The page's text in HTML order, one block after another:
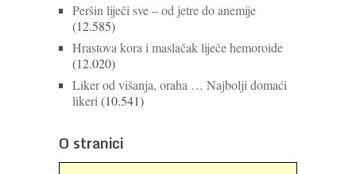
Peršin liječi sve – od jetre do anemije
(12.585)
Hrastova kora i maslačak liječe hemoroide
(12.020)
Liker od višanja, oraha … Najbolji domaći
likeri (10.541)
O stranici